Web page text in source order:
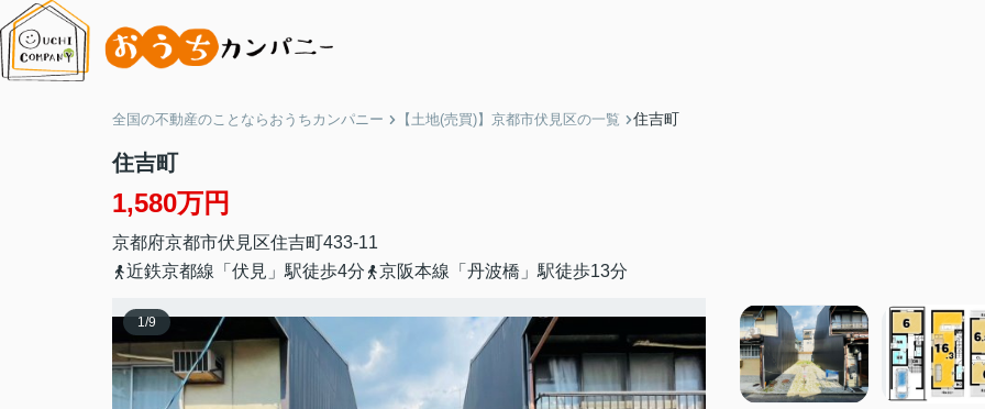
全国の不動産のことならおうちカンパニー 【土地(売買)】京都市伏見区の一覧 住吉町
住吉町
1,580万円
京都府京都市伏見区住吉町433-11
近鉄京都線「伏見」駅徒歩4分
京阪本線「丹波橋」駅徒歩13分
1/9